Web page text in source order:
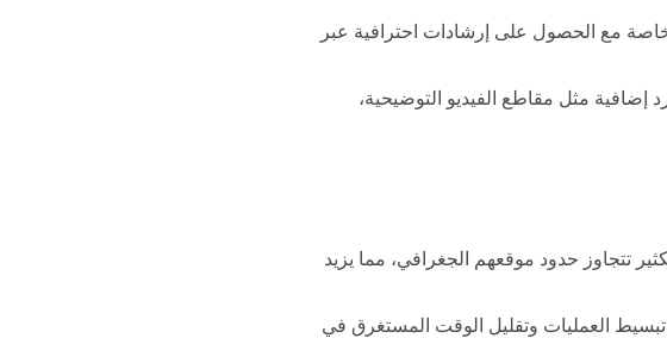
مع الحصول على إرشادات احترافية عبر
إضافية مثل مقاطع الفيديو التوضيحية،
تتجاوز حدود موقعهم الجغرافي، مما يزيد
تبسيط العمليات وتقليل الوقت المستغرق في